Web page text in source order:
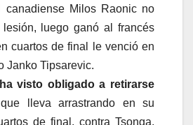
canadiense Milos Raonic no
luego ganó al francés
cuartos de final le venció en
Janko Tipsarevic.
visto obligado a retirarse
lleva arrastrando en su
de final, contra Tsonga,